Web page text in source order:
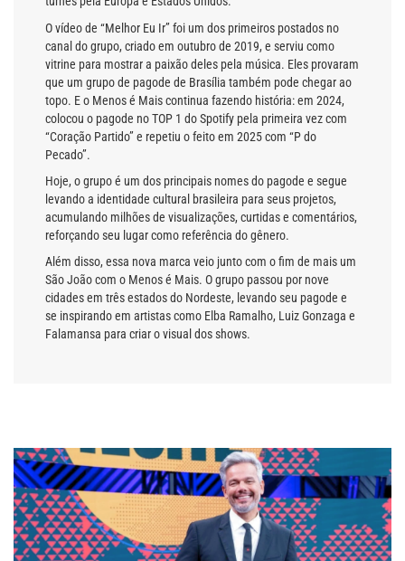
O vídeo de “Melhor Eu Ir” foi um dos primeiros postados no
canal do grupo, criado em outubro de 2019, e serviu como
vitrine para mostrar a paixão deles pela música. Eles provaram
que um grupo de pagode de Brasília também pode chegar ao
topo. E o Menos é Mais continua fazendo história: em 2024,
colocou o pagode no TOP 1 do Spotify pela primeira vez com
“Coração Partido” e repetiu o feito em 2025 com “P do
Pecado”.
Hoje, o grupo é um dos principais nomes do pagode e segue
levando a identidade cultural brasileira para seus projetos,
acumulando milhões de visualizações, curtidas e comentários,
reforçando seu lugar como referência do gênero.
Além disso, essa nova marca veio junto com o fim de mais um
São João com o Menos é Mais. O grupo passou por nove
cidades em três estados do Nordeste, levando seu pagode e
se inspirando em artistas como Elba Ramalho, Luiz Gonzaga e
Falamansa para criar o visual dos shows.